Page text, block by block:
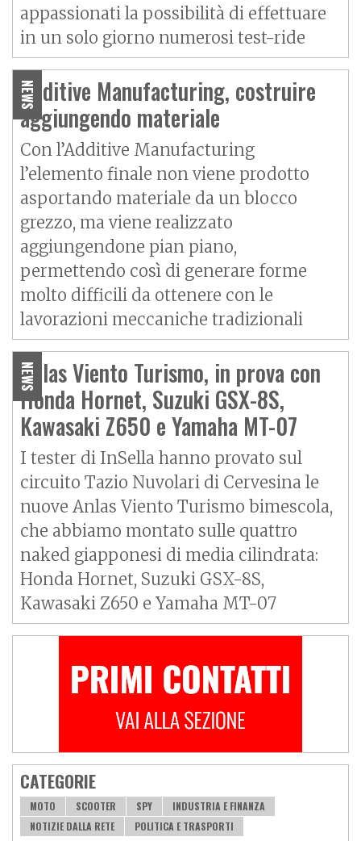
appassionati la possibilità di effettuare
in un solo giorno numerosi test-ride
NEWS
Additive Manufacturing, costruire
aggiungendo materiale
Con l’Additive Manufacturing
l’elemento finale non viene prodotto
asportando materiale da un blocco
grezzo, ma viene realizzato
aggiungendone pian piano,
permettendo così di generare forme
molto difficili da ottenere con le
lavorazioni meccaniche tradizionali
NEWS
Anlas Viento Turismo, in prova con
Honda Hornet, Suzuki GSX-8S,
Kawasaki Z650 e Yamaha MT-07
I tester di InSella hanno provato sul
circuito Tazio Nuvolari di Cervesina le
nuove Anlas Viento Turismo bimescola,
che abbiamo montato sulle quattro
naked giapponesi di media cilindrata:
Honda Hornet, Suzuki GSX-8S,
Kawasaki Z650 e Yamaha MT-07
CATEGORIE
MOTO SCOOTER SPY
INDUSTRIA E FINANZA
NOTIZIE DALLA RETE
POLITICA E TRASPORTI